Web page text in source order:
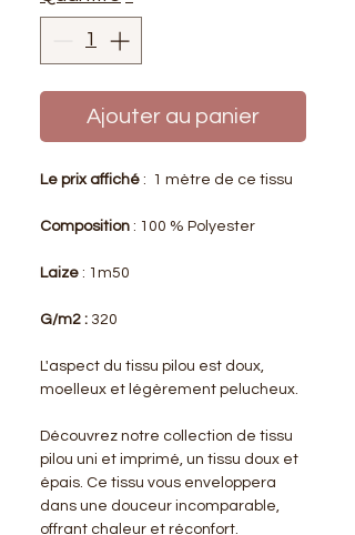
Ajouter au panier
Le prix affiché : 1 mètre de ce tissu
Composition : 100 % Polyester
Laize : 1m50
G/m2 : 320
L'aspect du tissu pilou est doux,
moelleux et légèrement pelucheux.
Découvrez notre collection de tissu
pilou uni et imprimé, un tissu doux et
épais. Ce tissu vous enveloppera
dans une douceur incomparable,
offrant chaleur et réconfort.